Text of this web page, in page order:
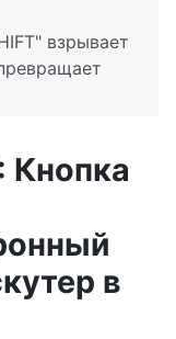
взрывает
Кнопка
в